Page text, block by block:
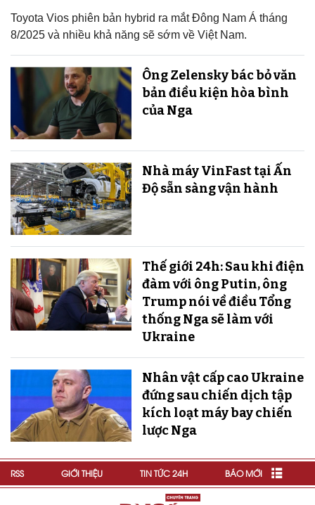
Toyota Vios phiên bản hybrid ra mắt Đông Nam Á tháng
8/2025 và nhiều khả năng sẽ sớm về Việt Nam.
Ông Zelensky bác bỏ văn
bản điều kiện hòa bình
của Nga
Nhà máy VinFast tại Ấn
Độ sẵn sàng v​​​​​​​ận hành
Thế giới 24h: Sau khi điện
đàm với ông Putin, ông
Trump nói về điều Tổng
thống Nga sẽ làm với
Ukraine
Nhân vật cấp cao Ukraine
đứng sau chiến dịch tập
kích loạt máy bay chiến
lược Nga
RSS GIỚI THIỆU TIN TỨC 24H BÁO MỚI